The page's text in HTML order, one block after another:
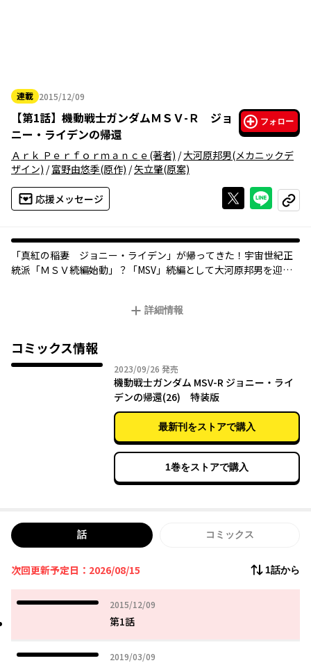
連載 2015/12/09
2015年12月09日
【第1話】 機動戦士ガンダムＭＳＶ-Ｒ ジョ
ニー・ライデンの帰還
フォロー
Ａｒｋ Ｐｅｒｆｏｒｍａｎｃｅ (著者) /大河原邦男(メカニックデ
ザイン) /富野由悠季(原作) /矢立肇(原案)
応援メッセージ Xで投稿する
ライン
コピー
「真紅の稲妻 ジョニー・ライデン」が帰ってきた！宇宙世紀正
統派「ＭＳＶ続編始動」？「MSV」続編として大河原邦男を迎え
詳細情報
コミックス情報
2023/09/26 2023年09月26日
発売
機動戦士ガンダム MSV-R ジョニー・ライ
デンの帰還(26) 特装版
最新刊をストアで購入
1巻をストアで購入
話 コミックス
次回更新予定日：2026/08/15 1話から
2015/12/09
2015年12月09日
第1話
2019/03/09
2019年03月09日